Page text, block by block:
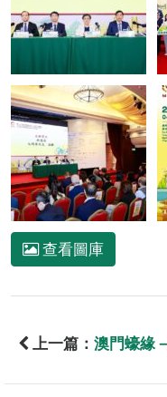
查看圖庫
上一篇： 澳門蠔緣